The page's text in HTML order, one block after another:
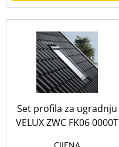
Set profila za ugradnju
VELUX ZWC FK06 0000T